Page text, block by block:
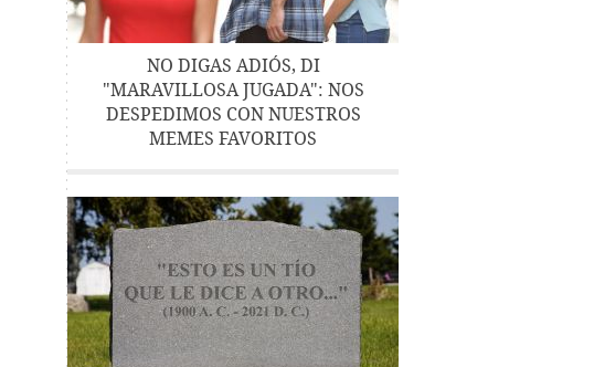
NO DIGAS ADIÓS, DI
"MARAVILLOSA JUGADA": NOS
DESPEDIMOS CON NUESTROS
MEMES FAVORITOS